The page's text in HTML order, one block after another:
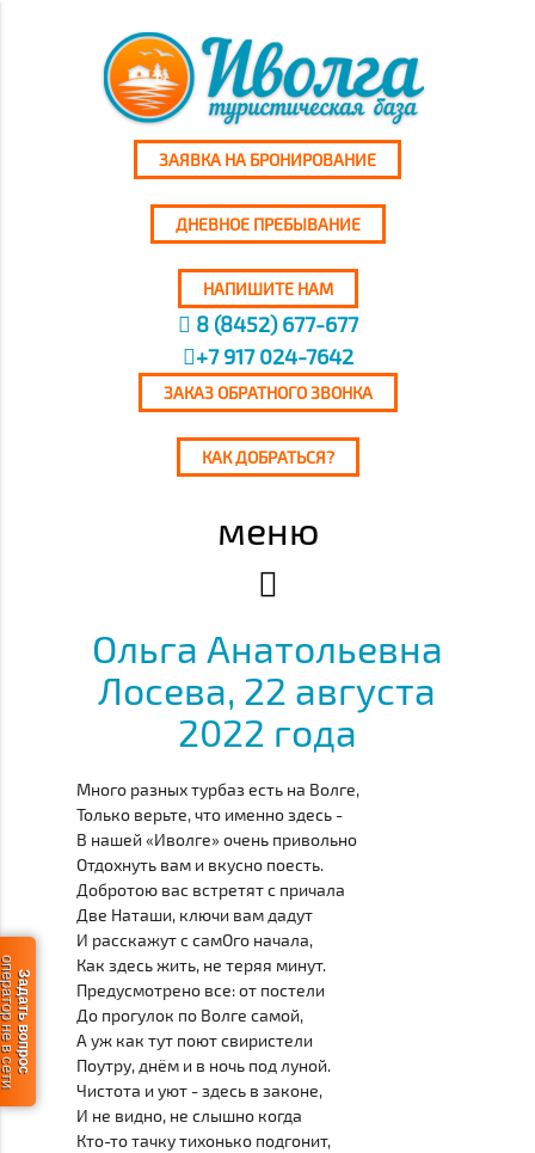
ЗАЯВКА НА БРОНИРОВАНИЕ
ДНЕВНОЕ ПРЕБЫВАНИЕ
НАПИШИТЕ НАМ
8 (8452) 677-677
+7 917 024-7642
ЗАКАЗ ОБРАТНОГО ЗВОНКА
КАК ДОБРАТЬСЯ?
меню
Ольга Анатольевна
Лосева, 22 августа
2022 года
Много разных турбаз есть на Волге,
Только верьте, что именно здесь -
В нашей «Иволге» очень привольно
Отдохнуть вам и вкусно поесть.
Добротою вас встретят с причала
Две Наташи, ключи вам дадут
И расскажут с самОго начала,
Как здесь жить, не теряя минут.
Предусмотрено все: от постели
До прогулок по Волге самой,
А уж как тут поют свиристели
Поутру, днём и в ночь под луной.
Чистота и уют - здесь в законе,
И не видно, не слышно когда
Кто-то тачку тихонько подгонит,
Задать вопрос
в сети